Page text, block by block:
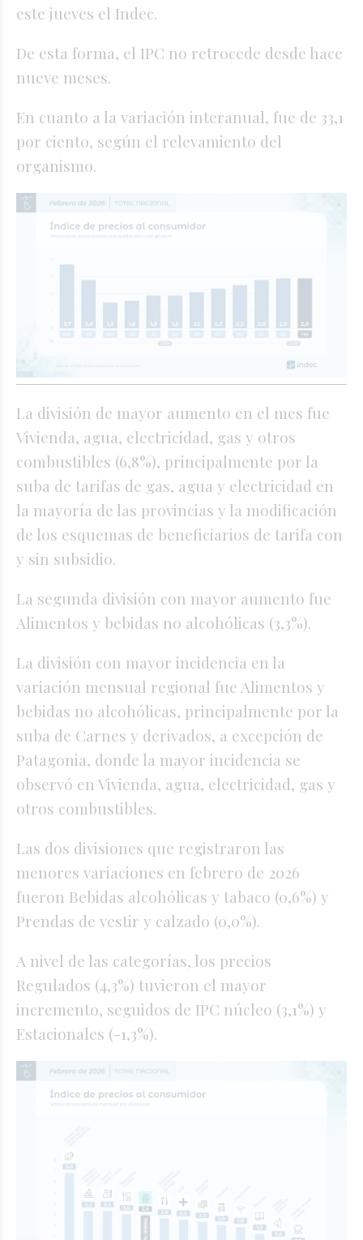
este jueves el Indec.
De esta forma, el IPC no retrocede desde hace
nueve meses.
En cuanto a la variación interanual, fue de 33,1
por ciento, según el relevamiento del
organismo.
La división de mayor aumento en el mes fue
Vivienda, agua, electricidad, gas y otros
combustibles (6,8%), principalmente por la
suba de tarifas de gas, agua y electricidad en
la mayoría de las provincias y la modificación
de los esquemas de beneficiarios de tarifa con
y sin subsidio.
La segunda división con mayor aumento fue
Alimentos y bebidas no alcohólicas (3,3%).
La división con mayor incidencia en la
variación mensual regional fue Alimentos y
bebidas no alcohólicas, principalmente por la
suba de Carnes y derivados, a excepción de
Patagonia, donde la mayor incidencia se
observó en Vivienda, agua, electricidad, gas y
otros combustibles.
Las dos divisiones que registraron las
menores variaciones en febrero de 2026
fueron Bebidas alcohólicas y tabaco (0,6%) y
Prendas de vestir y calzado (0,0%).
A nivel de las categorías, los precios
Regulados (4,3%) tuvieron el mayor
incremento, seguidos de IPC núcleo (3,1%) y
Estacionales (-1,3%).